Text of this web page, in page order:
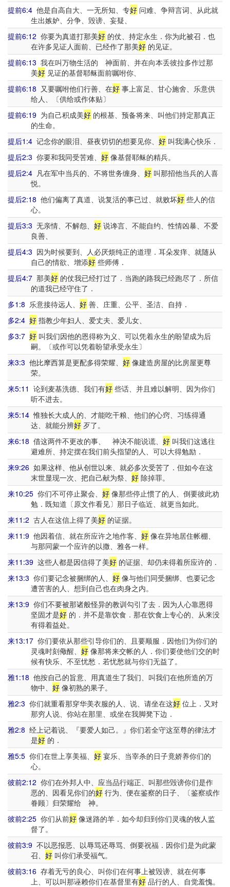
提前6:4 他是自高自大、一无所知、专好 问难、争辩言词、从此就
生出嫉妒、分争、毁谤、妄疑、
提前6:12 你要为真道打那美好 的仗、持定永生．你为此被召．也
在许多见证人面前、已经作了那美好的见证。
提前6:13 我在叫万物生活的 神面前、并在向本丢彼拉多作过那
美好见证的基督耶稣面前嘱咐你、
提前6:18 又要嘱咐他们行善、在好 事上富足、甘心施舍、乐意供
给人、〔供给或作体贴〕
提前6:19 为自己积成美好 的根基、预备将来、叫他们持定那真正
的生命。
提后1:4 记念你的眼泪、昼夜切切的想要见你、 好 叫我满心快乐．
提后2:3 你要和我同受苦难、 好 像基督耶稣的精兵。
提后2:4 凡在军中当兵的、不将世务缠身、 好 叫那招他当兵的人喜
悦。
提后2:18 他们偏离了真道、说复活的事已过、就败坏好 些人的信
心。
提后3:3 无亲情、不解怨、 好 说谗言、不能自约、性情凶暴、不爱
良善、
提后4:3 因为时候要到、人必厌烦纯正的道理．耳朵发痒、就随从
自己的情欲、增添好些师傅．
提后4:7 那美好 的仗我已经打过了．当跑的路我已经跑尽了．所信
的道我已经守住了．
多1:8 乐意接待远人、 好 善、庄重、公平、圣洁、自持．
多2:4 好 指教少年妇人、爱丈夫、爱儿女、
多3:7 好 叫我们因他的恩得称为义、可以凭着永生的盼望成为后
嗣。〔或作可以凭着盼望承受永生〕
来3:3 他比摩西算是更配多得荣耀、 好 像建造房屋的比房屋更尊
荣。
来5:11 论到麦基洗德、我们有好 些话、并且难以解明、因为你们
听不进去。
来5:14 惟独长大成人的、才能吃干粮、他们的心窍、习练得通
达、就能分辨好歹了。
来6:18 借这两件不更改的事、 神决不能说谎、 好 叫我们这逃往
避难所、持定摆在我们前头指望的人、可以大得勉励．
来9:26 如果这样、他从创世以来、就必多次受苦了．但如今在这
末世显现一次、把自己献为祭、 好除掉罪。
来10:25 你们不可停止聚会、 好 像那些停止惯了的人、倒要彼此劝
勉．既知道〔原文作看见〕那日子临近、就更当如此。
来11:2 古人在这信上得了美好 的证据。
来11:9 他因着信、就在所应许之地作客、 好 像在异地居住帐棚、
与那同蒙一个应许的以撒、雅各一样。
来11:39 这些人都是因信得了美好 的证据、却仍未得着所应许的．
来13:3 你们要记念被捆绑的人、 好 像与他们同受捆绑、也要记念
遭苦害的人、想到自己也在肉身之内。
来13:9 你们不要被那诸般怪异的教训勾引了去．因为人心靠恩得
坚固才是好的．并不是靠饮食．那在饮食上专心的、从来没
有得着益处。
来13:17 你们要依从那些引导你们的、且要顺服．因他们为你们的
灵魂时刻儆醒、 好像那将来交帐的人．你们要使他们交的时
候有快乐、不至忧愁．若忧愁就与你们无益了。
雅1:18 他按自己的旨意、用真道生了我们、叫我们在他所造的万
物中、 好像初熟的果子。
雅2:3 你们就重看那穿华美衣服的人、说、请坐在这好 位上．又对
那穷人说、你站在那里、或坐在我脚凳下边．
雅2:8 经上记着说、『要爱人如己。』你们若全守这至尊的律法才
是好的．
雅5:5 你们在世上享美福、 好 宴乐、当宰杀的日子竟娇养你们的
心。
彼前2:12 你们在外邦人中、应当品行端正、叫那些毁谤你们是作
恶的、因看见你们的好行为、便在鉴察的日子、〔鉴察或作
眷顾〕归荣耀给 神。
彼前2:25 你们从前好 像迷路的羊．如今却归到你们灵魂的牧人监
督了。
彼前3:9 不以恶报恶、以辱骂还辱骂、倒要祝福．因你们是为此蒙
召、 好叫你们承受福气。
彼前3:16 存着无亏的良心、叫你们在何事上被毁谤、就在何事
上、可以叫那诬赖你们在基督里有好品行的人、自觉羞愧。